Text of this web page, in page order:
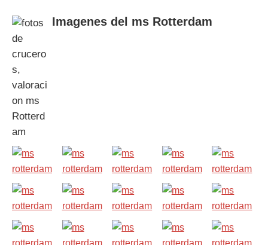
Imagenes del ms Rotterdam